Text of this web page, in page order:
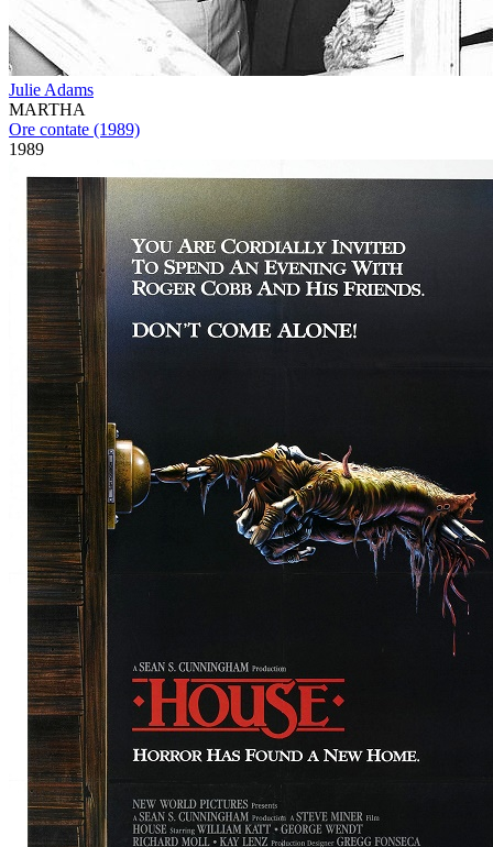
Julie Adams
MARTHA
Ore contate (1989)
1989